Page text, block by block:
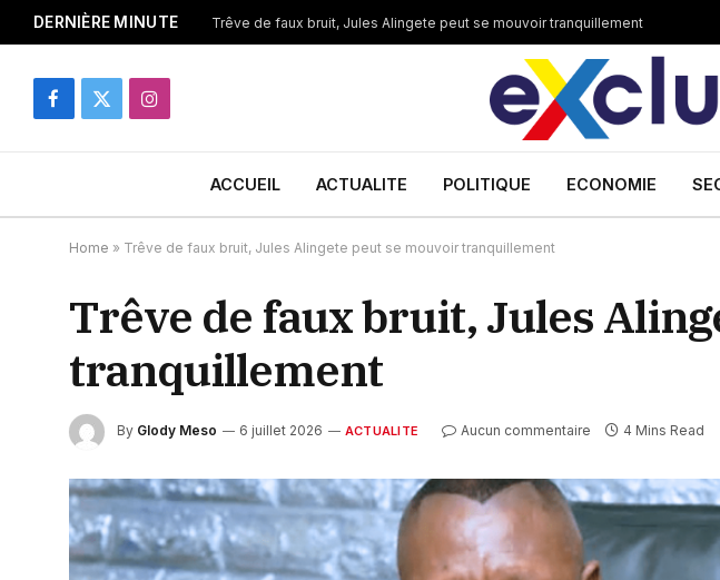
DERNIÈRE MINUTE Trêve de faux bruit, Jules Alingete peut se mouvoir tranquillement
Facebook
X
Instagram
ACCUEIL ACTUALITE POLITIQUE ECONOMIE
Home » Trêve de faux bruit, Jules Alingete peut se mouvoir tranquillement
Trêve de faux bruit, Jules
tranquillement
By Glody Meso 6 juillet 2026 ACTUALITE Aucun commentaire 4 Mins Read